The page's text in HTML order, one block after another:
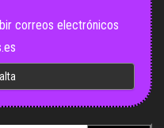
correos electrónicos